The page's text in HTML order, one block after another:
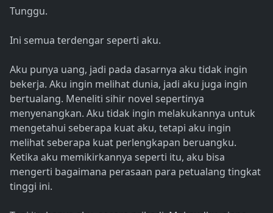
Tunggu.
Ini semua terdengar seperti aku.
Aku punya uang, jadi pada dasarnya aku tidak ingin
bekerja. Aku ingin melihat dunia, jadi aku juga ingin
bertualang. Meneliti sihir novel sepertinya
menyenangkan. Aku tidak ingin melakukannya untuk
mengetahui seberapa kuat aku, tetapi aku ingin
melihat seberapa kuat perlengkapan beruangku.
Ketika aku memikirkannya seperti itu, aku bisa
mengerti bagaimana perasaan para petualang tingkat
tinggi ini.